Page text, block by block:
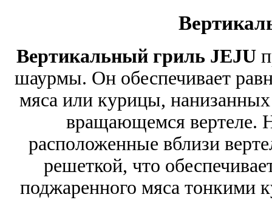
Вертикальный гриль JEJU
шаурмы. Он обеспечивает
мяса или курицы,
вращающемся вертеле.
расположенные вблизи
решеткой, что
поджаренного мяса тонкими